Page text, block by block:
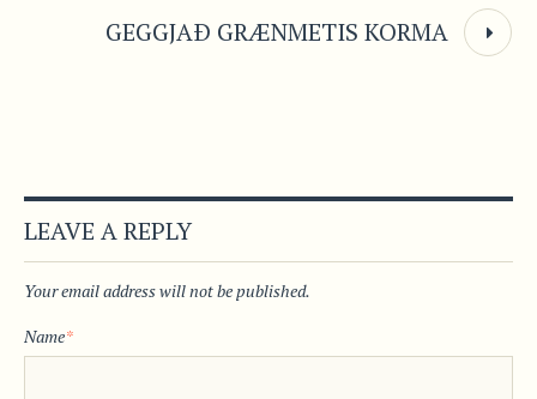
GEGGJAÐ GRÆNMETIS KORMA
LEAVE A REPLY
Your email address will not be published.
Name*